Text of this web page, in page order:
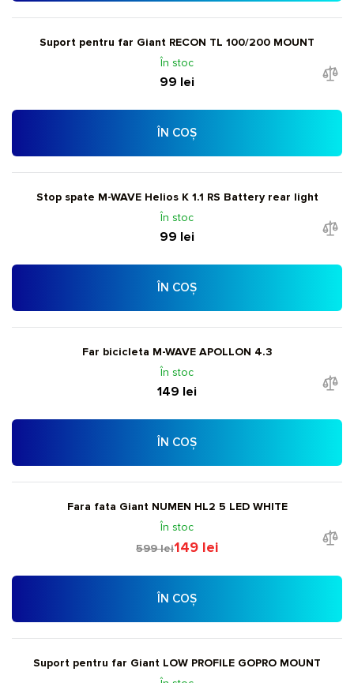
Suport pentru far Giant RECON TL 100/200 MOUNT
În stoc
99 lei
ÎN COȘ
Stop spate M-WAVE Helios K 1.1 RS Battery rear light
În stoc
99 lei
ÎN COȘ
Far bicicleta M-WAVE APOLLON 4.3
În stoc
149 lei
ÎN COȘ
Fara fata Giant NUMEN HL2 5 LED WHITE
În stoc
599 lei149 lei
ÎN COȘ
Suport pentru far Giant LOW PROFILE GOPRO MOUNT